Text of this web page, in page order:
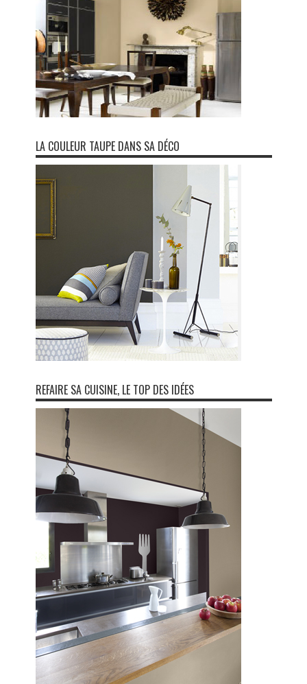
LA COULEUR TAUPE DANS SA DÉCO
REFAIRE SA CUISINE, LE TOP DES IDÉES